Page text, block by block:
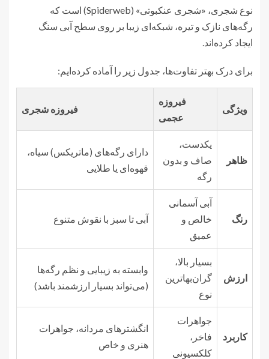
نوع شجری، «شجری عنکبوتی» (Spiderweb) است که
رگه‌های نازک و تیره، شبکه‌ای زیبا بر روی سطح آبی سنگ
ایجاد کرده‌اند.
برای درک بهتر تفاوت‌ها، جدول زیر را آماده کرده‌ایم:
ویژگی
فیروزه
عجمی
فیروزه شجری
ظاهر
یکدست،
صاف و بدون
رگه
دارای رگه‌های (ماتریکس) سیاه،
قهوه‌ای یا طلایی
رنگ
آبی آسمانی
خالص و
عمیق
آبی تا سبز با نقوش متنوع
ارزش
بسیار بالا،
گران‌بهاترین
نوع
وابسته به زیبایی و نظم رگه‌ها
(می‌تواند بسیار ارزشمند باشد)
کاربرد
جواهرات
فاخر،
کلکسیونی
انگشترهای مردانه، جواهرات
هنری و خاص